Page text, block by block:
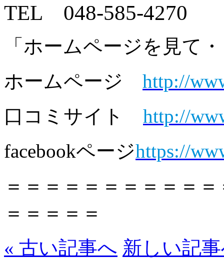
TEL 048-585-4270
「ホームページを見て
ホームページ http://
口コミサイト http://
facebookページhttps://
＝＝＝＝＝＝＝＝＝＝
＝＝＝＝＝
« 古い記事へ 新しい記